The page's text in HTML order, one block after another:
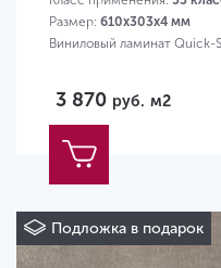
Размер: 610х303х4 мм
Виниловый ламинат Quick-
3 870 руб. м2
Подложка в подарок